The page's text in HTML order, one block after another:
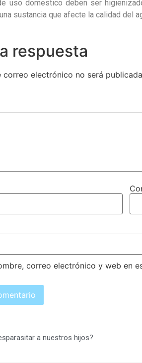
uso domestico deben ser
sustancia que afecte la calidad del
respuesta
correo electrónico no será
correo electrónico y web en
a nuestros hijos?